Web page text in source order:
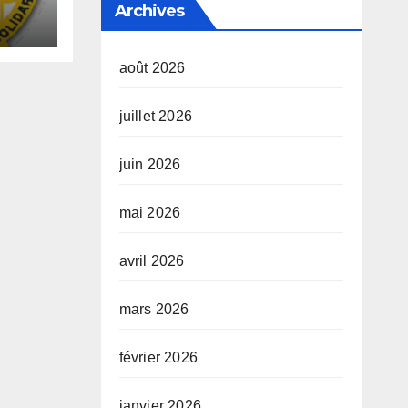
Archives
août 2026
juillet 2026
juin 2026
mai 2026
avril 2026
mars 2026
février 2026